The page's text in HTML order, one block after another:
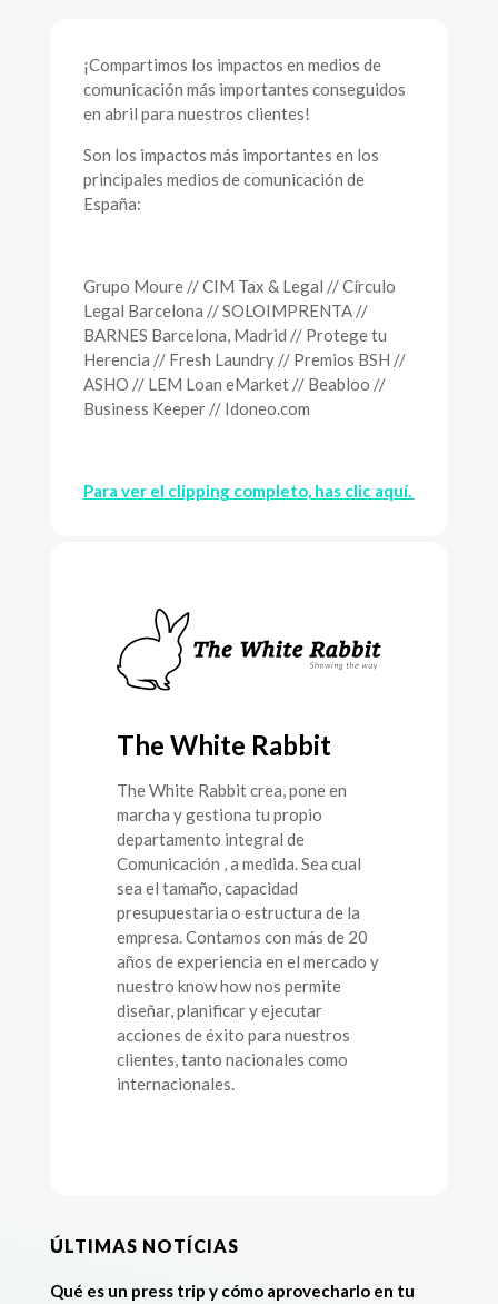
¡Compartimos los impactos en medios de
comunicación más importantes conseguidos
en abril para nuestros clientes!
Son los impactos más importantes en los
principales medios de comunicación de
España:
Grupo Moure // CIM Tax & Legal // Círculo
Legal Barcelona // SOLOIMPRENTA //
BARNES Barcelona, Madrid // Protege tu
Herencia // Fresh Laundry // Premios BSH //
ASHO // LEM Loan eMarket // Beabloo //
Business Keeper // Idoneo.com
Para ver el clipping completo, has clic aquí.
The White Rabbit
The White Rabbit crea, pone en
marcha y gestiona tu propio
departamento integral de
Comunicación , a medida. Sea cual
sea el tamaño, capacidad
presupuestaria o estructura de la
empresa. Contamos con más de 20
años de experiencia en el mercado y
nuestro know how nos permite
diseñar, planificar y ejecutar
acciones de éxito para nuestros
clientes, tanto nacionales como
internacionales.
ÚLTIMAS NOTÍCIAS
Qué es un press trip y cómo aprovecharlo en tu